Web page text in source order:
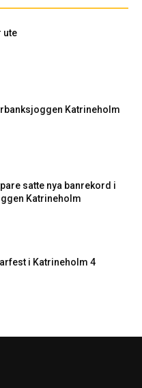
ute
Katrineholm
satte nya banrekord i
Katrineholm
i Katrineholm 4